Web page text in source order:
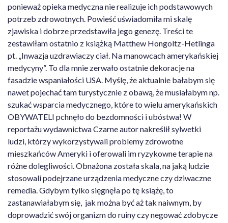
ponieważ opieka medyczna nie realizuje ich podstawowych
potrzeb zdrowotnych. Powieść uświadomiła mi skalę
zjawiska i dobrze przedstawiła jego genezę. Treści te
zestawiłam ostatnio z książką Matthew Hongoltz-Hetlinga
pt. „Inwazja uzdrawiaczy ciał. Na manowcach amerykańskiej
medycyny”. To dla mnie zerwało ostatnie dekoracje na
fasadzie wspaniałości USA. Myślę, że aktualnie bałabym się
nawet pojechać tam turystycznie z obawą, że musiałabym np.
szukać wsparcia medycznego, które to wielu amerykańskich
OBYWATELI pchnęło do bezdomności i ubóstwa! W
reportażu wydawnictwa Czarne autor nakreślił sylwetki
ludzi, którzy wykorzystywali problemy zdrowotne
mieszkańców Ameryki i oferowali im ryzykowne terapie na
różne dolegliwości. Obnażona została skala, na jaką ludzie
stosowali podejrzane urządzenia medyczne czy dziwaczne
remedia. Gdybym tylko sięgnęła po tę książę, to
zastanawiałabym się, jak można być aż tak naiwnym, by
doprowadzić swój organizm do ruiny czy negować zdobycze